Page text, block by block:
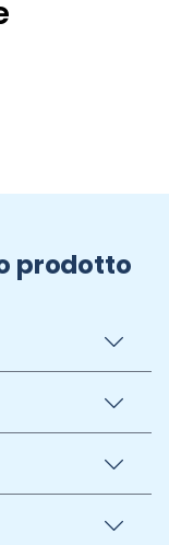
prodotto